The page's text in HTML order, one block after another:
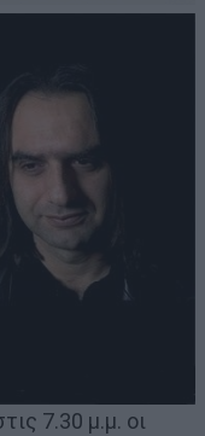
7.30 μ.μ. οι